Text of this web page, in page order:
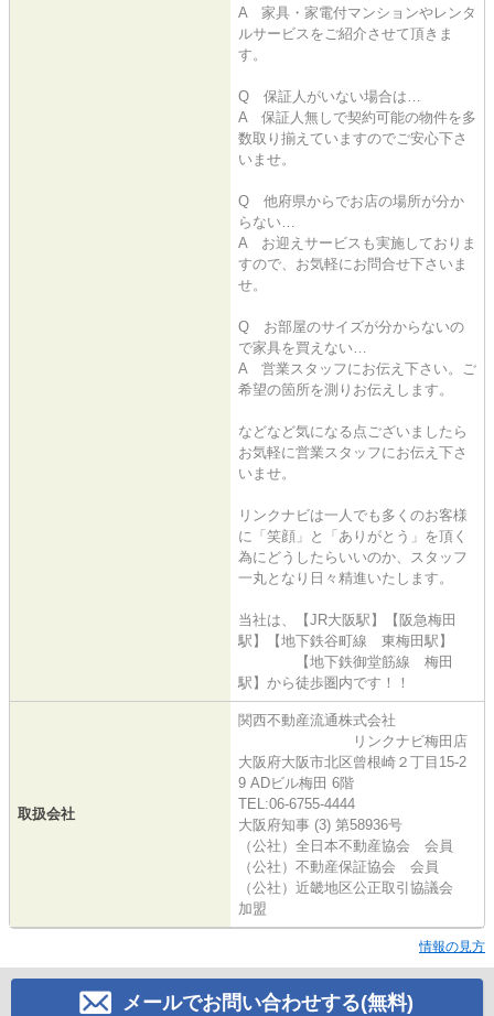
A 家具・家電付マンションやレンタ
ルサービスをご紹介させて頂きま
す。
Q 保証人がいない場合は…
A 保証人無しで契約可能の物件を多
数取り揃えていますのでご安心下さ
いませ。
Q 他府県からでお店の場所が分か
らない…
A お迎えサービスも実施しておりま
すので、お気軽にお問合せ下さいま
せ。
Q お部屋のサイズが分からないの
で家具を買えない…
A 営業スタッフにお伝え下さい。ご
希望の箇所を測りお伝えします。
などなど気になる点ございましたら
お気軽に営業スタッフにお伝え下さ
いませ。
リンクナビは一人でも多くのお客様
に「笑顔」と「ありがとう」を頂く
為にどうしたらいいのか、スタッフ
一丸となり日々精進いたします。
当社は、【JR大阪駅】【阪急梅田
駅】【地下鉄谷町線 東梅田駅】
【地下鉄御堂筋線 梅田
駅】から徒歩圏内です！！
取扱会社
関西不動産流通株式会社
リンクナビ梅田店
大阪府大阪市北区曾根崎２丁目15-2
9 ADビル梅田 6階
TEL:06-6755-4444
大阪府知事 (3) 第58936号
（公社）全日本不動産協会 会員
（公社）不動産保証協会 会員
（公社）近畿地区公正取引協議会
加盟
情報の見方
メールでお問い合わせする(無料)